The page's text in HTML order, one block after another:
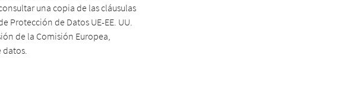
una copia de las cláusulas
Protección de Datos UE-EE. UU.
de la Comisión Europea,
datos.